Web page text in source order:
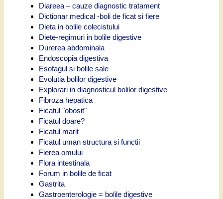
Diareea – cauze diagnostic tratament
Dictionar medical -boli de ficat si fiere
Dieta in bolile colecistului
Diete-regimuri in bolile digestive
Durerea abdominala
Endoscopia digestiva
Esofagul si bolile sale
Evolutia bolilor digestive
Explorari in diagnosticul bolilor digestive
Fibroza hepatica
Ficatul "obosit"
Ficatul doare?
Ficatul marit
Ficatul uman structura si functii
Fierea omului
Flora intestinala
Forum in bolile de ficat
Gastrita
Gastroenterologie = bolile digestive